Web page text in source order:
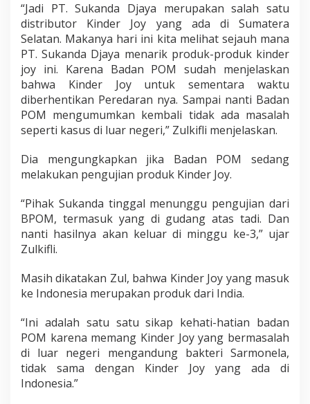
“Jadi PT. Sukanda Djaya merupakan salah satu
distributor Kinder Joy yang ada di Sumatera
Selatan. Makanya hari ini kita melihat sejauh mana
PT. Sukanda Djaya menarik produk-produk kinder
joy ini. Karena Badan POM sudah menjelaskan
bahwa Kinder Joy untuk sementara waktu
diberhentikan Peredaran nya. Sampai nanti Badan
POM mengumumkan kembali tidak ada masalah
seperti kasus di luar negeri,” Zulkifli menjelaskan.
Dia mengungkapkan jika Badan POM sedang
melakukan pengujian produk Kinder Joy.
“Pihak Sukanda tinggal menunggu pengujian dari
BPOM, termasuk yang di gudang atas tadi. Dan
nanti hasilnya akan keluar di minggu ke-3,” ujar
Zulkifli.
Masih dikatakan Zul, bahwa Kinder Joy yang masuk
ke Indonesia merupakan produk dari India.
“Ini adalah satu satu sikap kehati-hatian badan
POM karena memang Kinder Joy yang bermasalah
di luar negeri mengandung bakteri Sarmonela,
tidak sama dengan Kinder Joy yang ada di
Indonesia.”